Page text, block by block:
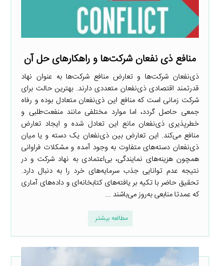
منافع ذی نفعان شرکت‌ها و راهکارهای حل آن
ذی‌نفعان شرکت‌ها و تعارض منافع شرکت‌ها به عنوان نهاد
قدرتمند اقتصادی ذی‌نفعان متعددی دارند. بهترین حالت برای
شرکت زمانی است که منافع این ذی‌نفعان متعادل بوده و رفاه
جمعی حاصل گردد، اما موارد مختلفی مانند منفعت‌طلبی و
خطر‌پذیری ذی‌نفعان مانع این تعادل شده و ایجاد تعارض
منافع می‌کند. این تعارض بین ذی‌نفعان یک دسته و یا میان
ذی‌نفعان دسته‌های متفاوت به وجود آمده و مشکلات فراوانی
همچون هزینه‌های نمایندگی، بی‌اعتمادی به نهاد شرکت و در
نتیجه عدم توانایی جذب سرمایه‌های خرد را به دنبال دارد.
تحقیق حاضر با تکیه بر یافته‌های کتابخانه‌ای و داده‌های آماری
که عمدتا منابعی به‌روز می‌باشند ...
مطالعه بیشتر